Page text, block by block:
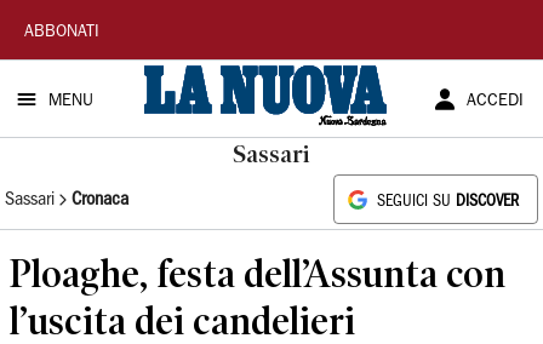
La
Nuova
Sardegna
ABBONATI
MENU ACCEDI
Sassari
Sassari Cronaca SEGUICI SU DISCOVER
Ploaghe, festa dell’Assunta con
l’uscita dei candelieri